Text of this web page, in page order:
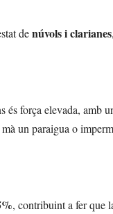
denúvols i clarianes
és força elevada, amb
un paraigua o
, contribuint a fer que